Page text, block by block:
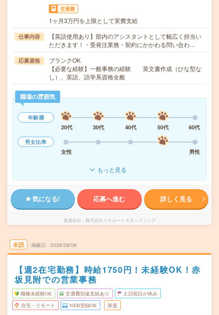
交通費
1ヶ月3万円を上限として実費支給
仕事内容
【英語使用あり】部内のアシスタントとして幅広く担当い
ただきます！・受発注業務・契約にかかわる問い合わ…
応募資格
ブランクOK
【必要な経験】一般事務の経験 英文書作成（ひな型な
し）、英語、語学系資格全般
職場の雰囲気
年齢層
20代
30代 40代 50代
60代
男女比率
女性
男性
もっと見る
気になる! 応募へ進む 詳しく見る
派遣会社 株式会社リクルートスタッフィング
未読 掲載日 2026/08/06
【週2在宅勤務】時給1750円！未経験OK！赤
坂見附での営業事務
職種未経験OK 交通費別途支給あり 土日祝日が休み
在宅・リモート WEB登録OK 派遣